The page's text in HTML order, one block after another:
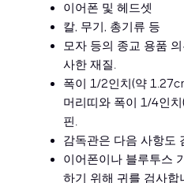
이어폰 및 헤드셋
칼, 무기, 총기류 등
모자 등의 종교 용품
사한 재질.
폭이 1/2인치(약
머리띠와 폭이 1/4인
핀.
감독관은 다음 사항도
이어폰이나 블루투스
하기 위해 귀를 검사합